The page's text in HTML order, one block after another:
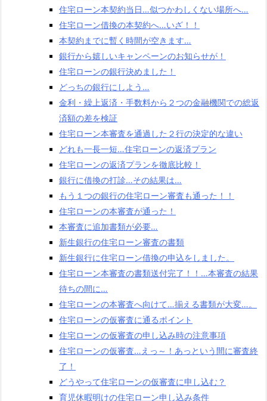
住宅ローン本契約当日…似つかわしくない場所へ…
住宅ローン借換の本契約へ…いざ！！
本契約までに暫く時間が空きます…
銀行から嬉しいキャンペーンのお知らせが！
住宅ローンの銀行決めました！
どっちの銀行にしよう…
金利・繰上返済・手数料から２つの金融機関での総返
済額の差を検証
住宅ローン本審査を通過した２行の決定的な違い
どれも一長一短…住宅ローンの返済プラン
住宅ローンの返済プランを徹底比較！
銀行に借換の打診…その結果は…
もう１つの銀行の住宅ローン審査も通った！！
住宅ローンの本審査が通った！
本審査に追加書類が必要…
新生銀行の住宅ローン審査の書類
新生銀行に住宅ローン借換の申込をしました。
住宅ローン本審査の書類送付完了！！…本審査の結果
待ちの間に…
住宅ローンの本審査へ向けて…揃える書類が大変…。
住宅ローンの仮審査に通るポイント
住宅ローンの仮審査の申し込み時の注意事項
住宅ローンの仮審査…えっ～！あっという間に審査終
了！
どうやって住宅ローンの仮審査に申し込む？
育児休暇明けの住宅ローン申し込み条件